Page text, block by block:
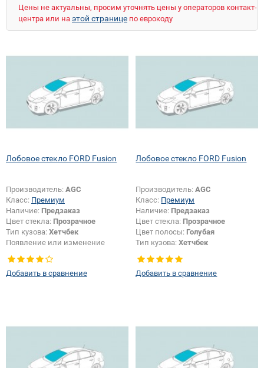
Цены не актуальны, просим уточнять цены у операторов контакт-
центра или на этой странице по еврокоду
Лобовое стекло FORD Fusion
Производитель: AGC
Класс: Премиум
Наличие: Предзаказ
Цвет стекла: Прозрачное
Тип кузова: Хетчбек
Появление или изменение
Добавить в сравнение
Лобовое стекло FORD Fusion
Производитель:AGC
Класс: Премиум
Наличие: Предзаказ
Цвет стекла: Прозрачное
Цвет полосы: Голубая
Тип кузова:Хетчбек
шелкографии:
Добавить в сравнение